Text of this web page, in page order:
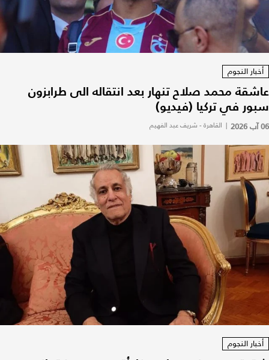
أخبار النجوم
عاشقة محمد صلاح تنهار بعد انتقاله الى طرابزون
سبور في تركيا (فيديو)
06 آب 2026 | القاهرة - شريف عبد الفهيم
أخبار النجوم